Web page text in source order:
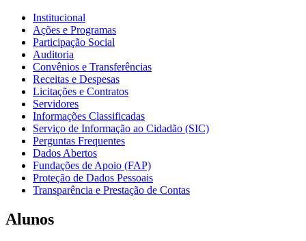
Institucional
Ações e Programas
Participação Social
Auditoria
Convênios e Transferências
Receitas e Despesas
Licitações e Contratos
Servidores
Informações Classificadas
Serviço de Informação ao Cidadão (SIC)
Perguntas Frequentes
Dados Abertos
Fundações de Apoio (FAP)
Proteção de Dados Pessoais
Transparência e Prestação de Contas
Alunos